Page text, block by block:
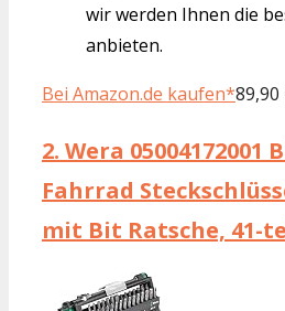
wir werden Ihnen die
anbieten.
Bei Amazon.de kaufen*89,90
2. Wera 05004172001
Fahrrad
mit Bit Ratsche, 41-